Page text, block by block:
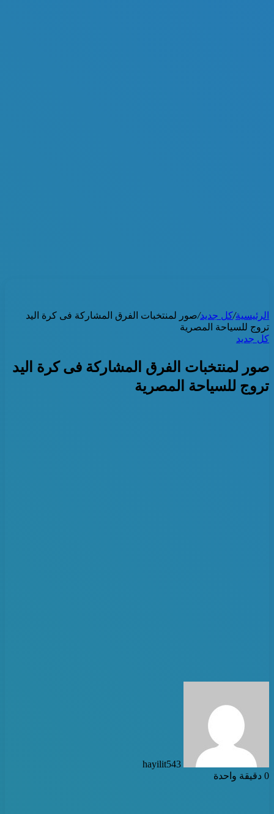
الرئيسية/كل جديد/صور لمنتخبات الفرق المشاركة فى كرة اليد
تروج للسياحة المصرية
كل جديد
صور لمنتخبات الفرق المشاركة فى كرة اليد
تروج للسياحة المصرية
hayilit543
0 دقيقة واحدة